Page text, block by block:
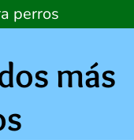
perros
más